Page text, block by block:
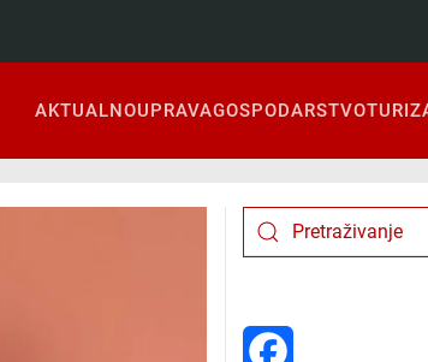
AKTUALNOUPRAVAGOSPODARSTVO